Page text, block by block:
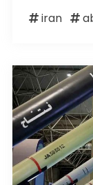
iran